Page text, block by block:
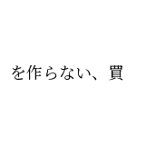
を作らない、買